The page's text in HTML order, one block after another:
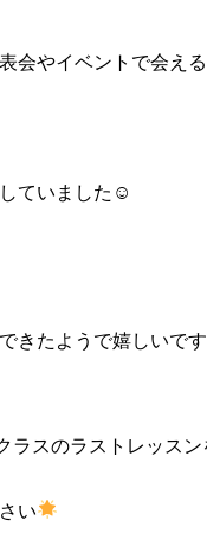
会やイベントで会え
ていました☺
きたようで嬉しいです
ラスのラストレッス
い